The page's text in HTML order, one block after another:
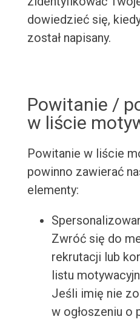
dowiedzieć się,
został napisany.
Powitanie /
w liście
Powitanie w liście
powinno zawierać
elementy:
Zwróć się do
rekrutacji lub
listu
Jeśli imię nie
w ogłoszeniu o